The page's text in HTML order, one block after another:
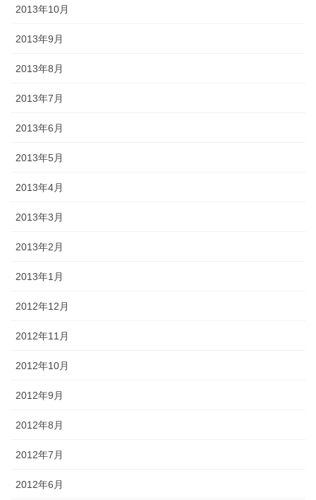
2013年10月
2013年9月
2013年8月
2013年7月
2013年6月
2013年5月
2013年4月
2013年3月
2013年2月
2013年1月
2012年12月
2012年11月
2012年10月
2012年9月
2012年8月
2012年7月
2012年6月